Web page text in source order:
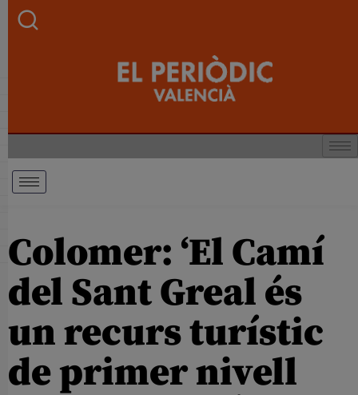
Colomer: ‘El Camí
del Sant Greal és
un recurs turístic
de primer nivell